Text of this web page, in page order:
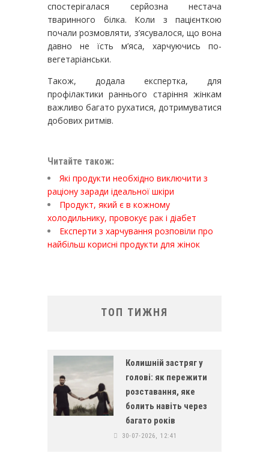
спостерігалася серйозна нестача
тваринного білка. Коли з пацієнткою
почали розмовляти, з’ясувалося, що вона
давно не їсть м’яса, харчуючись по-
вегетаріанськи.
Також, додала експертка, для
профілактики раннього старіння жінкам
важливо багато рухатися, дотримуватися
добових ритмів.
Читайте також:
Які продукти необхідно виключити з
раціону заради ідеальної шкіри
Продукт, який є в кожному
холодильнику, провокує рак і діабет
Експерти з харчування розповіли про
найбільш корисні продукти для жінок
ТОП ТИЖНЯ
Колишній застряг у
голові: як пережити
розставання, яке
болить навіть через
багато років
30-07-2026, 12:41